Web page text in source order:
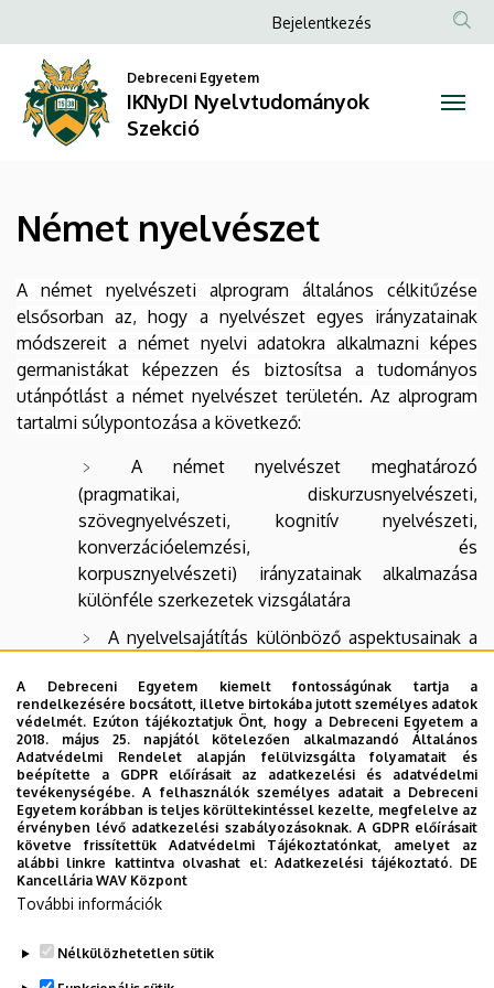
nyelvészet
IKNyDI
Nyelvtudományok
Szekció
a
tartalomra
Anonim
menüje
Bejelentkezés
Debreceni Egyetem
IKNyDI Nyelvtudományok
Szekció
Német nyelvészet
A német nyelvészeti alprogram általános célkitűzése
elsősorban az, hogy a nyelvészet egyes irány­zatainak
módszereit a német nyelvi adatokra alkalmazni képes
germanistákat képezzen és biztosítsa a tudományos
utánpótlást a német nyelvészet területén. Az alprogram
tartalmi súly­pon­to­zá­sa a következő:
A német nyelvészet meghatározó
(pragmatikai, diskurzusnyelvészeti,
szövegnyelvészeti, kognitív nyelvészeti,
konverzációelemzési, és
korpusznyelvészeti) irányzatainak alkalmazása
különféle szerkezetek vizsgálatára
A nyelvelsajátítás különböző aspektusainak a
A német nyelv változatai és
szociolingvisztikája.
A német mint idegen nyelv vizsgálata a
legújabb módszerek alkalmazásával.
Kontrasztív német-magyar grammatikai
vizsgálatok a morfológia és a szintaxis te­rü­le­tén.
A figuratív nyelv vizsgálata nyelvi és
A Debreceni Egyetem kiemelt fontosságúnak tartja a
rendelkezésére bocsátott, illetve birtokába jutott személyes adatok
védelmét. Ezúton tájékoztatjuk Önt, hogy a Debreceni Egyetem a
2018. május 25. napjától kötelezően alkalmazandó Általános
Adatvédelmi Rendelet alapján felülvizsgálta folyamatait és
beépítette a GDPR előírásait az adatkezelési és adatvédelmi
tevékenységébe. A felhasználók személyes adatait a Debreceni
Egyetem korábban is teljes körültekintéssel kezelte, megfelelve az
érvényben lévő adatkezelési szabályozásoknak. A GDPR előírásait
követve frissítettük Adatvédelmi Tájékoztatónkat, amelyet az
alábbi linkre kattintva olvashat el:Adatkezelési tájékoztató. DE
Kancellária WAV Központ
További információk
Nélkülözhetetlen sütik